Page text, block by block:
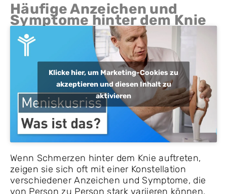
Häufige Anzeichen und
Symptome hinter dem Knie
Klicke hier, um Marketing-Cookies zu
akzeptieren und diesen Inhalt zu
aktivieren
Wenn Schmerzen hinter dem Knie auftreten,
zeigen sie sich oft mit einer Konstellation
verschiedener Anzeichen und Symptome, die
von Person zu Person stark variieren können.